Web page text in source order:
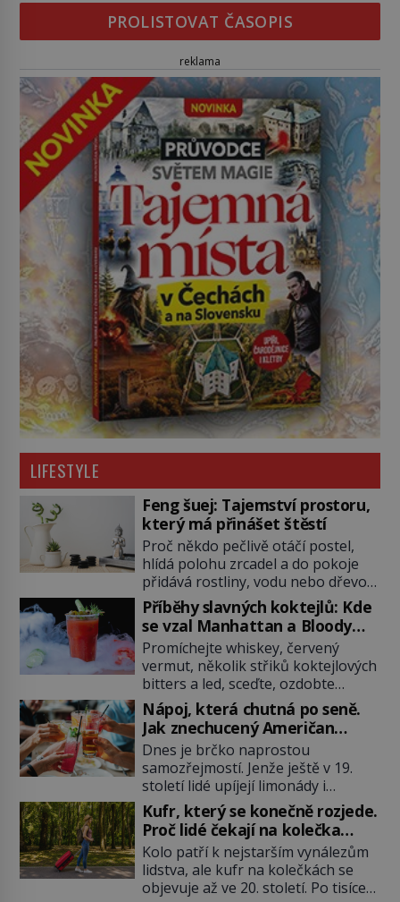
PROLISTOVAT ČASOPIS
reklama
LIFESTYLE
Feng šuej: Tajemství prostoru,
který má přinášet štěstí
Proč někdo pečlivě otáčí postel,
hlídá polohu zrcadel a do pokoje
přidává rostliny, vodu nebo dřevo?
Feng šuej tvrdí, že domov není jen
soubor zdí a nábytku. Je to prostor,
kterým proudí energie čchi a jeho
uspořádání může ovlivňovat, jak se
v něm člověk cítí. Feng šuej má
kořeny ve staré Číně a jeho historie
[…]
Příběhy slavných koktejlů: Kde
se vzal Manhattan a Bloody
Mary?
Promíchejte whiskey, červený
vermut, několik střiků koktejlových
bitters a led, sceďte, ozdobte
koktejlovou třešinkou a tadá…
Manhattan je tu! A pokud to má být
skutečně on, dejte si pozor, ať
místo klasické americké rye
whiskey či klidně bourbonu
nepoužijete skotskou whisku. Co
se stane? Inu, koktejl bude stále
skvělý, ale už to nebude
Manhattan ale […]
Nápoj, která chutná po seně.
Jak znechucený Američan
vymyslel brčko
Dnes je brčko naprostou
samozřejmostí. Jenže ještě v 19.
století lidé upíjejí limonády i
koktejly dutými stébly žita nebo
žitné slámy. Fungují sice dobře,
mají ale jednu nepříjemnou
vlastnost po chvíli se rozmáčejí a
nápoji dodávají travnatou příchuť.
Právě tahle drobná nepříjemnost
Kufr, který se konečně rozjede.
Proč lidé čekají na kolečka
téměř pět tisíc let?
Kolo patří k nejstarším vynálezům
lidstva, ale kufr na kolečkách se
objevuje až ve 20. století. Po tisíce